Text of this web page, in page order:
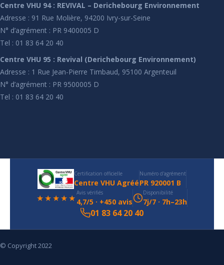
Centre VHU 94 : REVIVAL – Derichebourg Environnement
Adresse : 91 Rue Molière, 94200 Ivry-sur-Seine
N° d’agrément : PR 9400005 D
Tel : 01 83 64 20 40
Centre VHU 95 : Revival (Derichebourg Environnement)
Adresse : 1 Rue Jean-Pierre Timbaud, 95100 Argenteuil
N° d’agrément : PR 9500005 D
Tel : 01 83 64 20 40
Certification officielle
Centre VHU Agréé
Numéro d'agrément
PR 920001 B
★★★★★ Avis vérifiés
4,7/5 · +450 avis
Disponibilité
7j/7 · 7h–23h
01 83 64 20 40
© Copyright 2022